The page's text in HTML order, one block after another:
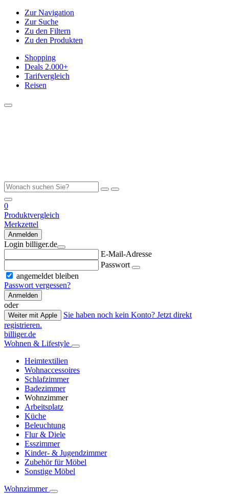
Zur Navigation
Zur Suche
Zu den Filtern
Zu den Produkten
Shopping
Deals 2.000+
Tarifvergleich
Reisen
0
Produktvergleich
Merkzettel
Anmelden
Login billiger.de
E-Mail-Adresse
Passwort
angemeldet bleiben
Passwort vergessen?
Anmelden
oder
Weiter mit Apple
Sie haben noch kein Konto? Jetzt direkt
registrieren.
billiger.de
Wohnen & Lifestyle
Heimtextilien
Wohnaccessoires
Schlafzimmer
Badezimmer
Wohnzimmer
Arbeitsplatz
Küche
Beleuchtung
Flur & Diele
Esszimmer
Kinder- & Jugendzimmer
Zubehör für Möbel
Sonstige Möbel
Wohnzimmer